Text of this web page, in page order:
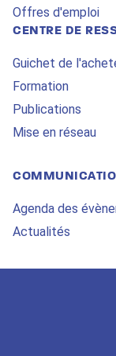
Offres d'emploi
CENTRE DE
Guichet de
Formation
Publications
Mise en réseau
Agenda des
Actualités